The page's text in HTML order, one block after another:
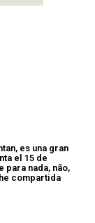
es una gran
el 15 de
para nada, não,
compartida